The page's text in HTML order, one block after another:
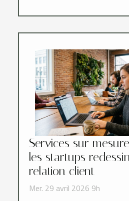
Services sur
les startups
relation client
Mer. 29 avril 2026 9h